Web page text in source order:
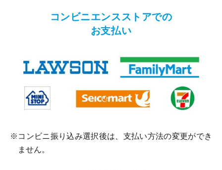
コンビニエンスストアでの
お支払い
※コンビニ振り込み選択後は、支払い方法の変更ができ
ません。